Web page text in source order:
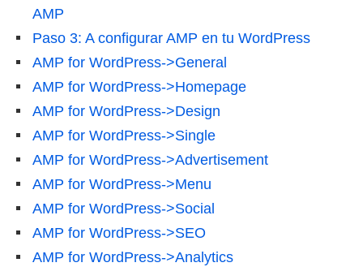
AMP
Paso 3: A configurar AMP en tu WordPress
AMP for WordPress->General
AMP for WordPress->Homepage
AMP for WordPress->Design
AMP for WordPress->Single
AMP for WordPress->Advertisement
AMP for WordPress->Menu
AMP for WordPress->Social
AMP for WordPress->SEO
AMP for WordPress->Analytics